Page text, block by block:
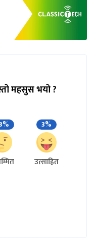
महसुस भयो ?
3%
उत्साहित